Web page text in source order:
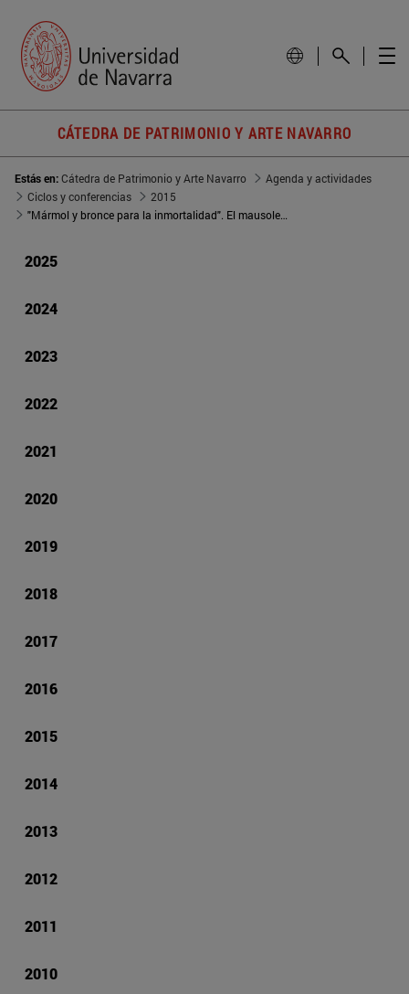
CÁTEDRA DE PATRIMONIO Y ARTE NAVARRO
Estás en:Cátedra de Patrimonio y Arte Navarro
Agenda y actividades
Ciclos y conferencias
2015
"Mármol y bronce para la inmortalidad". El mausoleo de Gayarre, de Mariano Benlliure
2025
2024
2023
2022
2021
2020
2019
2018
2017
2016
2015
2014
2013
2012
2011
2010